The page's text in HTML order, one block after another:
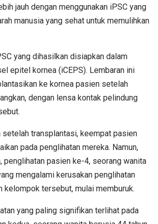
jauh dengan menggunakan iPSC yang
manusia yang sehat untuk memulihkan
yang dihasilkan disiapkan dalam
epitel kornea (iCEPS). Lembaran ini
ke kornea pasien setelah
dengan lensa kontak pelindung
setelah transplantasi, keempat pasien
pada penglihatan mereka. Namun,
penglihatan pasien ke-4, seorang wanita
mengalami kerusakan penglihatan
kelompok tersebut, mulai memburuk.
yang paling signifikan terlihat pada